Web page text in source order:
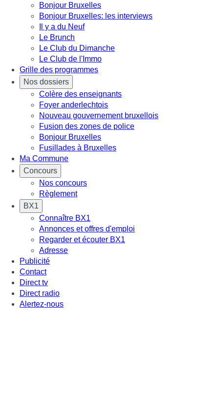
Bonjour Bruxelles
Bonjour Bruxelles: les interviews
Il y a du Neuf
Le Brunch
Le Club du Dimanche
Le Club de l'Immo
Grille des programmes
Nos dossiers
Colère des enseignants
Foyer anderlechtois
Nouveau gouvernement bruxellois
Fusion des zones de police
Bonjour Bruxelles
Fusillades à Bruxelles
Ma Commune
Concours
Nos concours
Règlement
BX1
Connaître BX1
Annonces et offres d'emploi
Regarder et écouter BX1
Adresse
Publicité
Contact
Direct tv
Direct radio
Alertez-nous